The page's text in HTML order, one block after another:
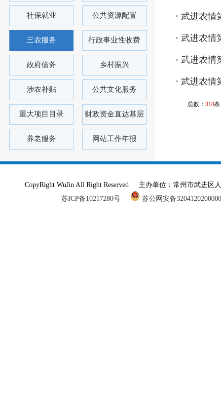
社保就业 公共资源配置
三农服务 行政事业性收费
政府债务 乡村振兴
涉农补贴 公共文化服务
重大项目目录 财政资金直达基层
养老服务 网站工作年报
武进农情
武进农情
武进农情
武进农情
总数： 318
CopyRight WuJin All Right Reserved 主办单位：常州市武进
苏ICP备10217280号
苏公网安备